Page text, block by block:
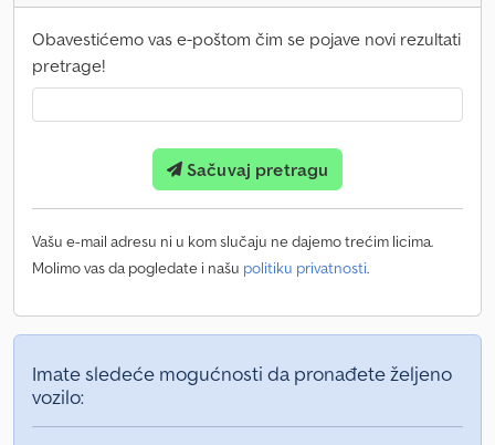
Obavestićemo vas e-poštom čim se pojave novi rezultati
pretrage!
Sačuvaj pretragu
Vašu e-mail adresu ni u kom slučaju ne dajemo trećim licima.
Molimo vas da pogledate i našu politiku privatnosti.
Imate sledeće mogućnosti da pronađete željeno
vozilo: